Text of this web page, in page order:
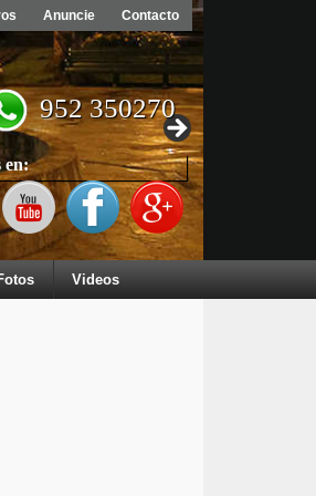
Anuncie Contacto
952 350270
en:
Videos